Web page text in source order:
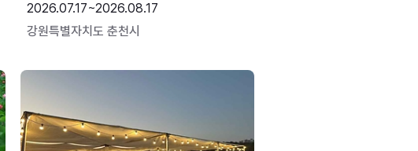
2026.07.17~2026.08.17
강원특별자치도 춘천시